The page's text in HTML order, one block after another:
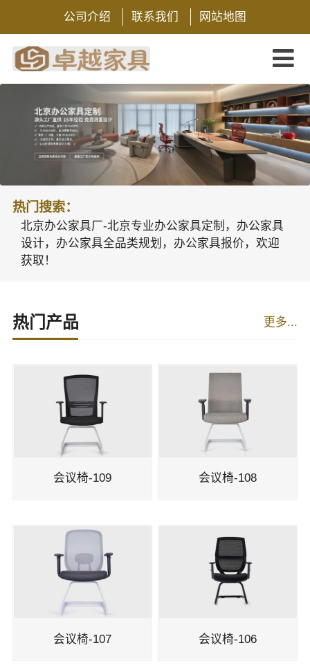
公司介绍 联系我们 网站地图
热门搜索：
北京办公家具厂-北京专业办公家具定制，办公家具
设计，办公家具全品类规划，办公家具报价，欢迎
获取！
热门产品 更多...
会议椅-109 会议椅-108
会议椅-107 会议椅-106